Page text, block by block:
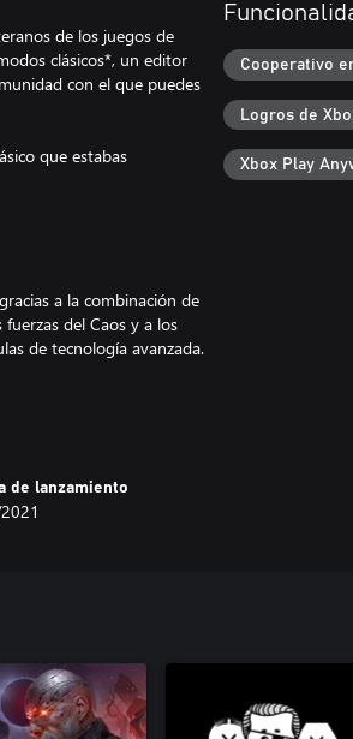
de los juegos de
clásicos*, un editor
con el que puedes
que estabas
a la combinación de
del Caos y a los
de tecnología avanzada.
entre hordas de criaturas
enemigos. Siente el gore
creados por la
Supera la
de lanzamiento
Cooperativo
Logros de
Xbox Play